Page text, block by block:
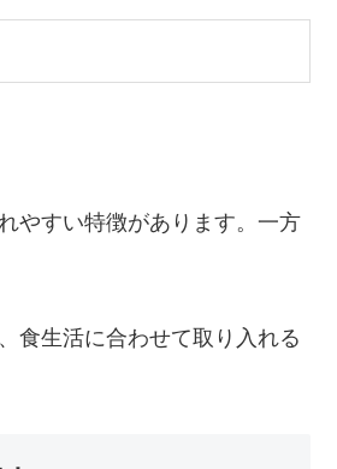
やすい特徴があります。一方
食生活に合わせて取り入れる